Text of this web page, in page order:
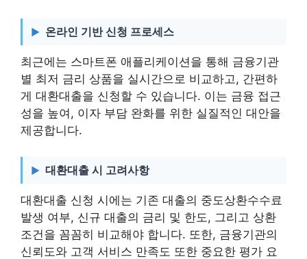
온라인 기반 신청 프로세스
최근에는 스마트폰 애플리케이션을 통해 금융기관
별 최저 금리 상품을 실시간으로 비교하고, 간편하
게 대환대출을 신청할 수 있습니다. 이는 금융 접근
성을 높여, 이자 부담 완화를 위한 실질적인 대안을
제공합니다.
대환대출 시 고려사항
대환대출 신청 시에는 기존 대출의 중도상환수수료
발생 여부, 신규 대출의 금리 및 한도, 그리고 상환
조건을 꼼꼼히 비교해야 합니다. 또한, 금융기관의
신뢰도와 고객 서비스 만족도 또한 중요한 평가 요